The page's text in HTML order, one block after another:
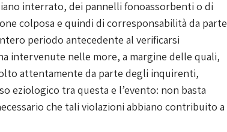
interrato, dei pannelli fonoassorbenti o di
colposa e quindi di corresponsabilità da parte
periodo antecedente al verificarsi
intervenute nelle more, a margine delle quali,
attentamente da parte degli inquirenti,
eziologico tra questa e l’evento: non basta
che tali violazioni abbiano contribuito a